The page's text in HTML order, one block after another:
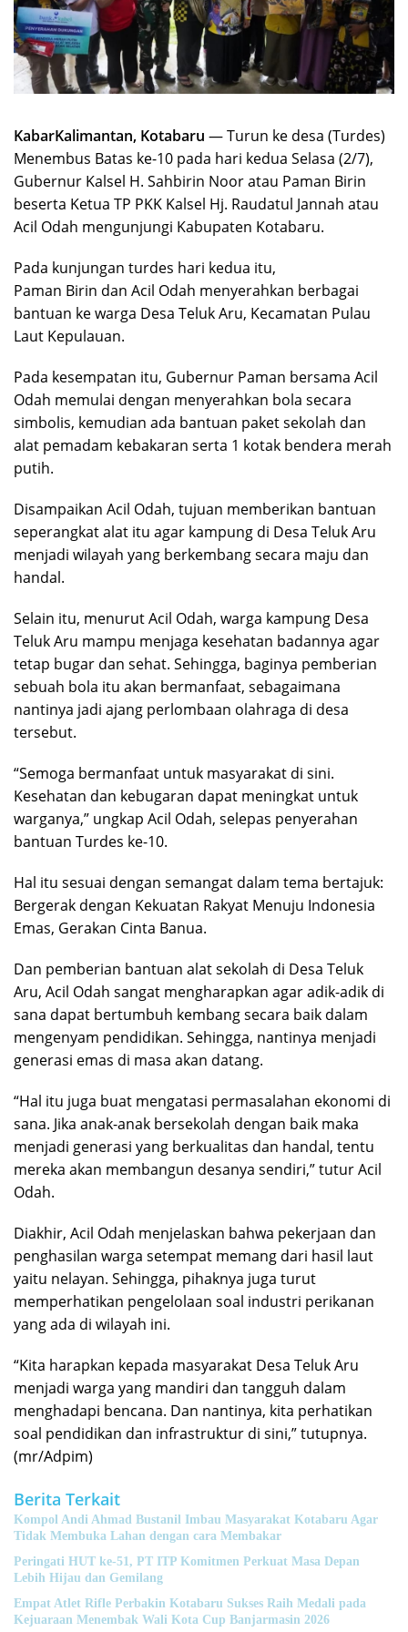
KabarKalimantan, Kotabaru — Turun ke desa (Turdes)
Menembus Batas ke-10 pada hari kedua Selasa (2/7),
Gubernur Kalsel H. Sahbirin Noor atau Paman Birin
beserta Ketua TP PKK Kalsel Hj. Raudatul Jannah atau
Acil Odah mengunjungi Kabupaten Kotabaru.
Pada kunjungan turdes hari kedua itu,
Paman Birin dan Acil Odah menyerahkan berbagai
bantuan ke warga Desa Teluk Aru, Kecamatan Pulau
Laut Kepulauan.
Pada kesempatan itu, Gubernur Paman bersama Acil
Odah memulai dengan menyerahkan bola secara
simbolis, kemudian ada bantuan paket sekolah dan
alat pemadam kebakaran serta 1 kotak bendera merah
putih.
Disampaikan Acil Odah, tujuan memberikan bantuan
seperangkat alat itu agar kampung di Desa Teluk Aru
menjadi wilayah yang berkembang secara maju dan
handal.
Selain itu, menurut Acil Odah, warga kampung Desa
Teluk Aru mampu menjaga kesehatan badannya agar
tetap bugar dan sehat. Sehingga, baginya pemberian
sebuah bola itu akan bermanfaat, sebagaimana
nantinya jadi ajang perlombaan olahraga di desa
tersebut.
“Semoga bermanfaat untuk masyarakat di sini.
Kesehatan dan kebugaran dapat meningkat untuk
warganya,” ungkap Acil Odah, selepas penyerahan
bantuan Turdes ke-10.
Hal itu sesuai dengan semangat dalam tema bertajuk:
Bergerak dengan Kekuatan Rakyat Menuju Indonesia
Emas, Gerakan Cinta Banua.
Dan pemberian bantuan alat sekolah di Desa Teluk
Aru, Acil Odah sangat mengharapkan agar adik-adik di
sana dapat bertumbuh kembang secara baik dalam
mengenyam pendidikan. Sehingga, nantinya menjadi
generasi emas di masa akan datang.
“Hal itu juga buat mengatasi permasalahan ekonomi di
sana. Jika anak-anak bersekolah dengan baik maka
menjadi generasi yang berkualitas dan handal, tentu
mereka akan membangun desanya sendiri,” tutur Acil
Odah.
Diakhir, Acil Odah menjelaskan bahwa pekerjaan dan
penghasilan warga setempat memang dari hasil laut
yaitu nelayan. Sehingga, pihaknya juga turut
memperhatikan pengelolaan soal industri perikanan
yang ada di wilayah ini.
“Kita harapkan kepada masyarakat Desa Teluk Aru
menjadi warga yang mandiri dan tangguh dalam
menghadapi bencana. Dan nantinya, kita perhatikan
soal pendidikan dan infrastruktur di sini,” tutupnya.
(mr/Adpim)
Berita Terkait
Kompol Andi Ahmad Bustanil Imbau Masyarakat Kotabaru Agar
Tidak Membuka Lahan dengan cara Membakar
Peringati HUT ke-51, PT ITP Komitmen Perkuat Masa Depan
Lebih Hijau dan Gemilang
Empat Atlet Rifle Perbakin Kotabaru Sukses Raih Medali pada
Kejuaraan Menembak Wali Kota Cup Banjarmasin 2026